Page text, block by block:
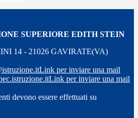
SUPERIORE EDITH STEIN
14 - 21026 GAVIRATE(VA)
Link per inviare una mail
Link per inviare una mail
devono essere effettuati su